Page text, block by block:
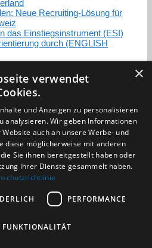
Neue Recruiting-Lösung für
das Einstiegsinstrument (ESI)
durch (ENGLISH
×
verwendet
und Anzeigen zu personalisieren
analysieren. Wir geben Informationen
auch an unsere Werbe- und
diese möglicherweise mit anderen
Sie ihnen bereitgestellt haben oder
ihrer Dienste gesammelt haben.
PERFORMANCE
FUNKTIONALITÄT